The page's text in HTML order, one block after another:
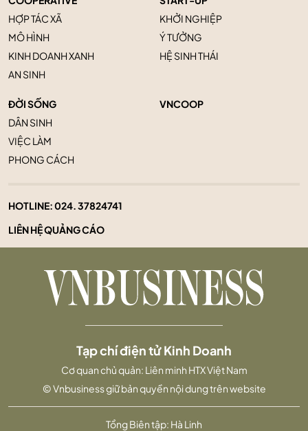
HỢP TÁC XÃ
MÔ HÌNH
KINH DOANH XANH
AN SINH
KHỞI NGHIỆP
Ý TƯỞNG
HỆ SINH THÁI
ĐỜI SỐNG
DÂN SINH
VIỆC LÀM
PHONG CÁCH
VNCOOP
HOTLINE:024. 37824741
LIÊN HỆ QUẢNG CÁO
Tổng Biên tập: Hà Linh
Tạp chí điện tử Kinh Doanh
Cơ quan chủ quản: Liên minh HTX Việt Nam
© Vnbusiness giữ bản quyền nội dung trên website